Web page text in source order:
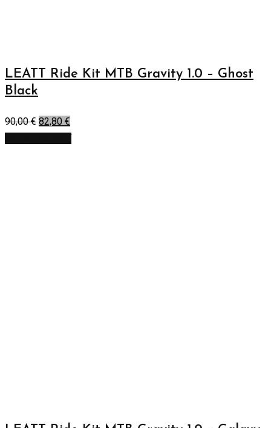
LEATT Ride Kit MTB Gravity 1.0 – Ghost
Black
90,00€ 82,80 €